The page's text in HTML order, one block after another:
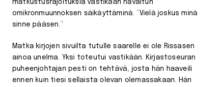
matkustusrajoituksia vastikään havaitun
omikronmuunnoksen säikäyttäminä. ”Vielä joskus minä
sinne pääsen.”
Matka kirjojen sivuilta tutulle saarelle ei ole Rissasen
ainoa unelma. Yksi toteutui vastikään. Kirjastoseuran
puheenjohtajan pesti on tehtävä, josta hän haaveili
ennen kuin tiesi sellaista olevan olemassakaan. Hän